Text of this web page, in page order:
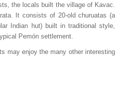
the locals built the village of Kavac.
It consists of 20-old churuatas (a
Indian hut) built in traditional style,
Pemón settlement.
may enjoy the many other interesting